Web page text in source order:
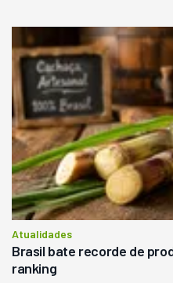
Atualidades
Brasil bate recorde de
ranking